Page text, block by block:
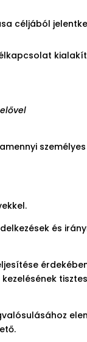
céljából
és